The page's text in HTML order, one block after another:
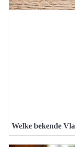
Welke bekende